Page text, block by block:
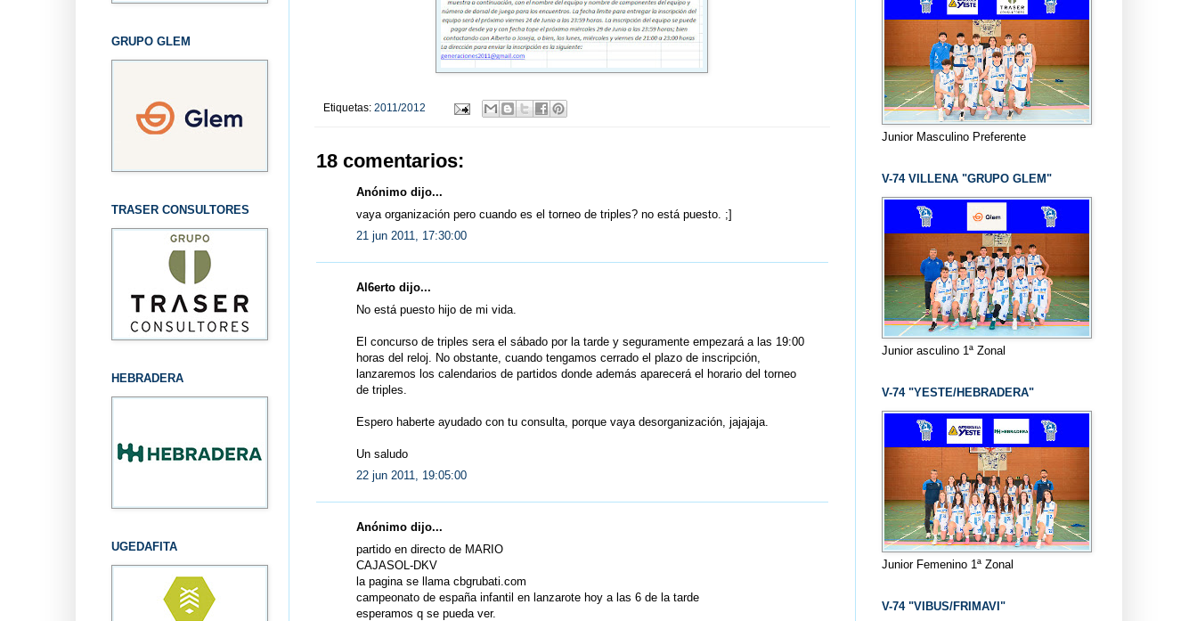
Etiquetas: 2011/2012
18 comentarios:
Anónimo dijo...
vaya organización pero cuando es el torneo de triples? no está puesto. ;]
21 jun 2011, 17:30:00
Al6erto dijo...
No está puesto hijo de mi vida.
El concurso de triples sera el sábado por la tarde y seguramente empezará a las 19:00
horas del reloj. No obstante, cuando tengamos cerrado el plazo de inscripción,
lanzaremos los calendarios de partidos donde además aparecerá el horario del torneo
de triples.
Espero haberte ayudado con tu consulta, porque vaya desorganización, jajajaja.
Un saludo
22 jun 2011, 19:05:00
Anónimo dijo...
partido en directo de MARIO
CAJASOL-DKV
la pagina se llama cbgrubati.com
campeonato de españa infantil en lanzarote hoy a las 6 de la tarde
esperamos q se pueda ver.
GRUPO GLEM
TRASER CONSULTORES
HEBRADERA
UGEDAFITA
Junior Masculino Preferente
V-74 VILLENA "GRUPO GLEM"
Junior asculino 1ª Zonal
V-74 "YESTE/HEBRADERA"
Junior Femenino 1ª Zonal
V-74 "VIBUS/FRIMAVI"